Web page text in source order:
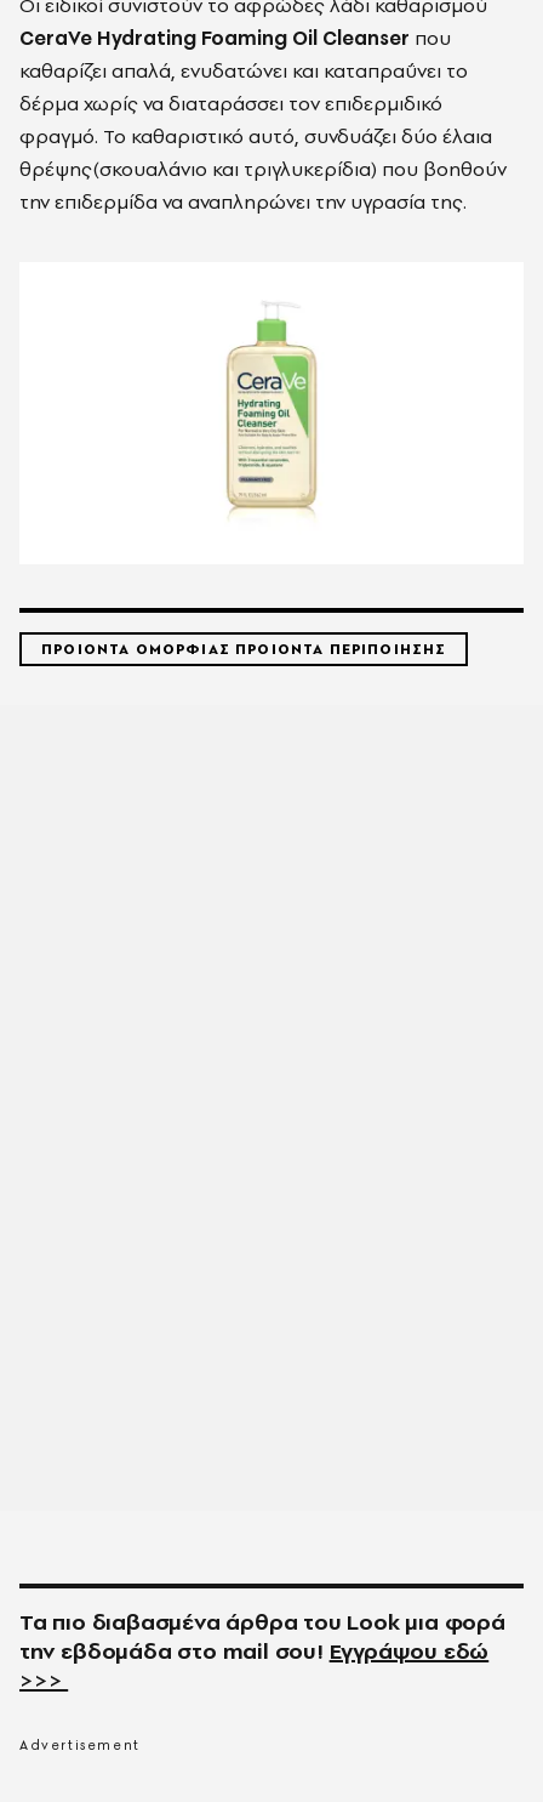
CeraVe Hydrating Foaming Oil Cleanser που
καθαρίζει απαλά, ενυδατώνει και καταπραΰνει το
δέρμα χωρίς να διαταράσσει τον επιδερμιδικό
φραγμό. Το καθαριστικό αυτό, συνδυάζει δύο έλαια
θρέψης(σκουαλάνιο και τριγλυκερίδια) που βοηθούν
την επιδερμίδα να αναπληρώνει την υγρασία της.
ΠΡΟΙΟΝΤΑ ΟΜΟΡΦΙΑΣ ΠΡΟΙΟΝΤΑ ΠΕΡΙΠΟΙΗΣΗΣ
Τα πιο διαβασμένα άρθρα του Look μια φορά
την εβδομάδα στο mail σου! Εγγράψου εδώ
>>>